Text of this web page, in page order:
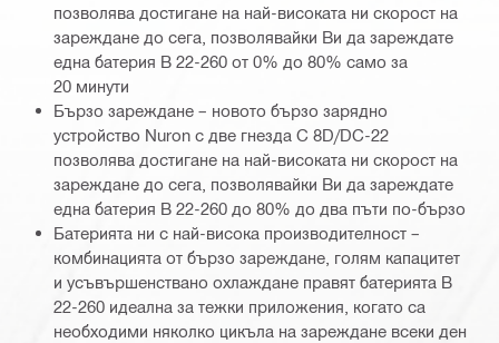
позволява достигане на най-високата ни скорост на
зареждане до сега, позволявайки Ви да зареждате
една батерия B 22-260 от 0% до 80% само за
20 минути
Бързо зареждане – новото бързо зарядно
устройство Nuron с две гнезда C 8D/DC-22
позволява достигане на най-високата ни скорост на
зареждане до сега, позволявайки Ви да зареждате
една батерия B 22-260 до 80% до два пъти по-бързо
Батерията ни с най-висока производителност –
комбинацията от бързо зареждане, голям капацитет
и усъвършенствано охлаждане правят батерията B
22-260 идеална за тежки приложения, когато са
необходими няколко цикъла на зареждане всеки ден